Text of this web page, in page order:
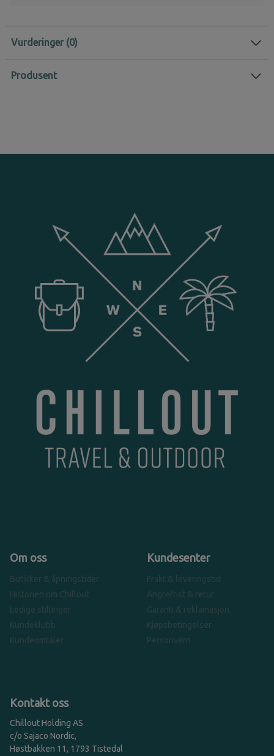
Vurderinger
Produsent
Om oss
Butikker & åpningstider
Historien om Chillout
Ledige stillinger
Kundeklubb
Kundeomtaler
Kundesenter
Frakt & leveringstid
Angrefrist & retur
Garanti & reklamasjon
Kjøpsbetingelser
Personvern
Kontakt oss
Chillout Holding AS
c/o Sajaco Nordic,
Høstbakken 11, 1793 Tistedal